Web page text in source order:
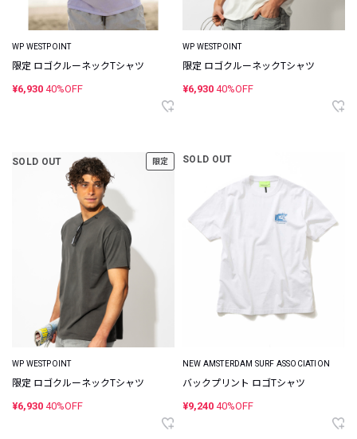
WP WESTPOINT
限定 ロゴクルーネックTシャツ
¥6,930 40%OFF
WP WESTPOINT
限定 ロゴクルーネックTシャツ
¥6,930 40%OFF
SOLD OUT 限定
WP WESTPOINT
限定 ロゴクルーネックTシャツ
¥6,930 40%OFF
SOLD OUT
NEW AMSTERDAM SURF ASSOCIATION
バックプリント ロゴTシャツ
¥9,240 40%OFF